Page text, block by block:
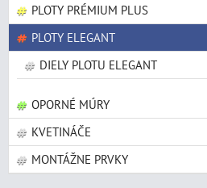
PLOTY PRÉMIUM PLUS
PLOTY ELEGANT
DIELY PLOTU ELEGANT
OPORNÉ MÚRY
KVETINÁČE
MONTÁŽNE PRVKY